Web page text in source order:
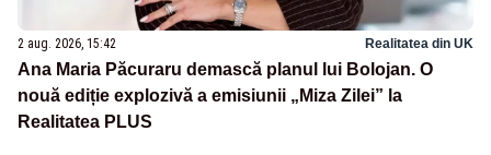
2 aug. 2026, 15:42 Realitatea din UK
Ana Maria Păcuraru demască planul lui Bolojan. O
nouă ediție explozivă a emisiunii „Miza Zilei” la
Realitatea PLUS